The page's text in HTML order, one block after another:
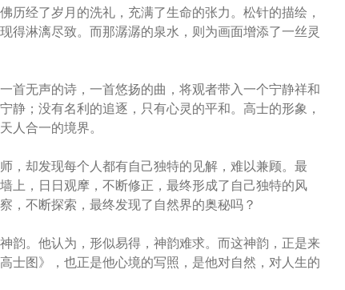
历经了岁月的洗礼，充满了生命的张力。松针的描绘，
得淋漓尽致。而那潺潺的泉水，则为画面增添了一丝灵
首无声的诗，一首悠扬的曲，将观者带入一个宁静祥和
静；没有名利的追逐，只有心灵的平和。高士的形象，
人合一的境界。
，却发现每个人都有自己独特的见解，难以兼顾。最
上，日日观摩，不断修正，最终形成了自己独特的风
，不断探索，最终发现了自然界的奥秘吗？
韵。他认为，形似易得，神韵难求。而这神韵，正是来
士图》，也正是他心境的写照，是他对自然，对人生的